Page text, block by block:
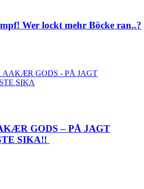
Wer lockt mehr Böcke ran..?
GODS – PÅ JAGT
SIKA!!